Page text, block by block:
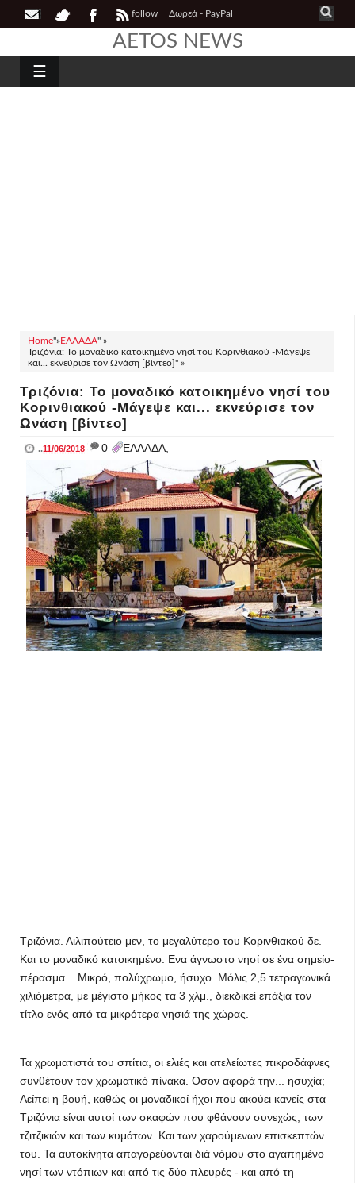
follow Δωρεά - PayPal
AETOS NEWS
☰
Home"»ΕΛΛΑΔΑ" »
Τριζόνια: Το μοναδικό κατοικημένο νησί του Κορινθιακού -Μάγεψε
και... εκνεύρισε τον Ωνάση [βίντεο]" »
Τριζόνια: Το μοναδικό κατοικημένο νησί του
Κορινθιακού -Μάγεψε και... εκνεύρισε τον
Ωνάση [βίντεο]
..11/06/2018 _ 0 ΕΛΛΑΔΑ,
Τριζόνια. Λιλιπούτειο μεν, το μεγαλύτερο του Κορινθιακού δε.
Και το μοναδικό κατοικημένο. Ενα άγνωστο νησί σε ένα σημείο-
πέρασμα... Μικρό, πολύχρωμο, ήσυχο. Μόλις 2,5 τετραγωνικά
χιλιόμετρα, με μέγιστο μήκος τα 3 χλμ., διεκδικεί επάξια τον
τίτλο ενός από τα μικρότερα νησιά της χώρας.
Τα χρωματιστά του σπίτια, οι ελιές και ατελείωτες πικροδάφνες
συνθέτουν τον χρωματικό πίνακα. Οσον αφορά την... ησυχία;
Λείπει η βουή, καθώς οι μοναδικοί ήχοι που ακούει κανείς στα
Τριζόνια είναι αυτοί των σκαφών που φθάνουν συνεχώς, των
τζιτζικιών και των κυμάτων. Και των χαρούμενων επισκεπτών
του. Τα αυτοκίνητα απαγορεύονται διά νόμου στο αγαπημένο
νησί των ντόπιων και από τις δύο πλευρές - και από τη